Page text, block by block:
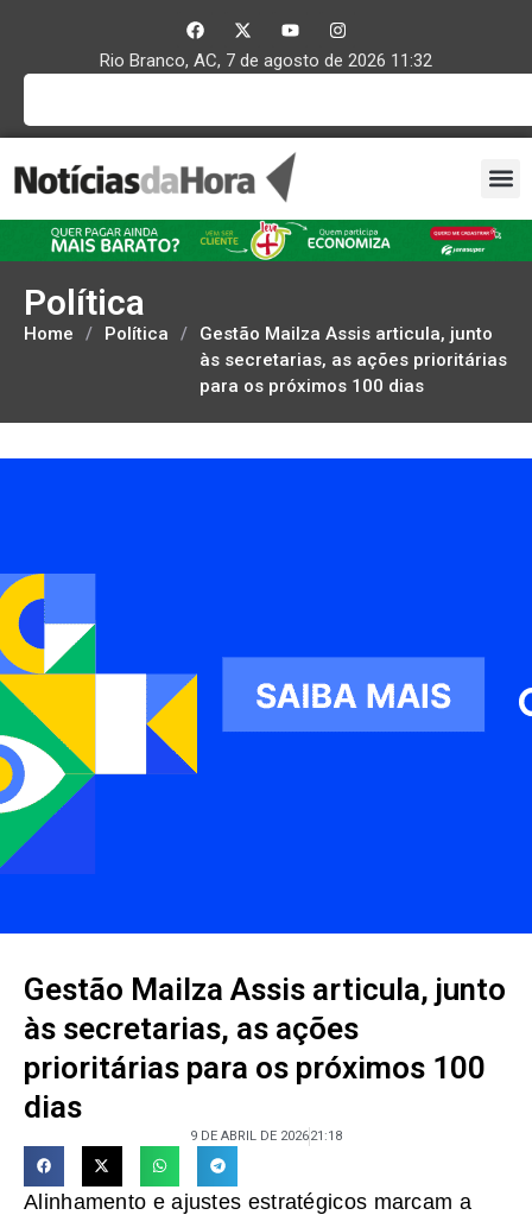
Rio Branco, AC, 7 de agosto de 2026 11:32
Política
Home / Política /
Gestão Mailza Assis articula, junto
às secretarias, as ações prioritárias
para os próximos 100 dias
Gestão Mailza Assis articula, junto
às secretarias, as ações
prioritárias para os próximos 100
dias
9 DE ABRIL DE 202621:18
Alinhamento e ajustes estratégicos marcam a